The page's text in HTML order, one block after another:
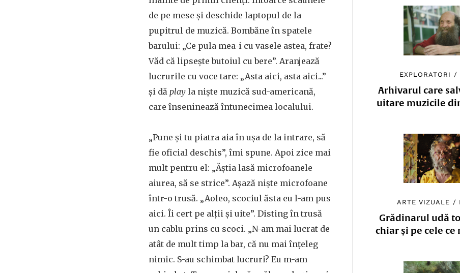
EXPLORATORI /
Arhivarul care
uitare muzicile
ARTE VIZUALE /
Grădinarul udă
chiar și pe cele
de pe mese și deschide laptopul de la
pupitrul de muzică. Bombăne în spatele
barului: „Ce pula mea-i cu vasele astea, frate?
Văd că lipsește butoiul cu bere”. Aranjează
lucrurile cu voce tare: „Asta aici, asta aici...”
și dă play la niște muzică sud-americană,
care înseninează întunecimea localului.
„Pune și tu piatra aia în ușa de la intrare, să
fie oficial deschis”, îmi spune. Apoi zice mai
mult pentru el: „Ăștia lasă microfoanele
aiurea, să se strice”. Așază niște microfoane
într-o trusă. „Aoleo, scociul ăsta eu l-am pus
aici. Îi cert pe alții și uite”. Disting în trusă
un cablu prins cu scoci. „N-am mai lucrat de
atât de mult timp la bar, că nu mai înțeleg
nimic. S-au schimbat lucruri? Eu m-am